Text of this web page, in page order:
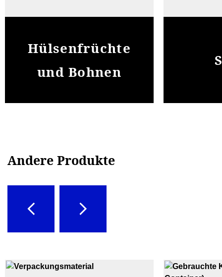
Hülsenfrüchte
und Bohnen
Andere Produkte